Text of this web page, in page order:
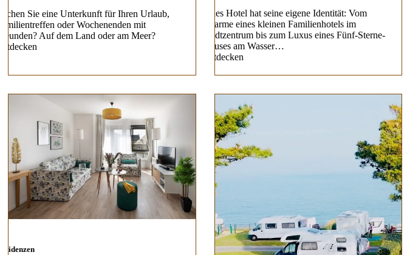
Suchen Sie eine Unterkunft für Ihren Urlaub,
Familientreffen oder Wochenenden mit
Freunden? Auf dem Land oder am Meer?
Entdecken
Jedes Hotel hat seine eigene Identität: Vom
Charme eines kleinen Familienhotels im
Stadtzentrum bis zum Luxus eines Fünf-Sterne-
Hauses am Wasser…
Entdecken
Residenzen